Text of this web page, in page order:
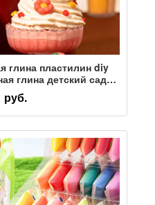
глина пластилин diy
глина детский сад
форм ручной
руб.